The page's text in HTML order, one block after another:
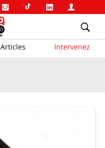
Articles Intervenez